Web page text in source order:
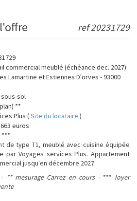
ref 20231729
commercial meublé (échéance dec. 2027)
Lamartine et Estiennes D'orves - 93000
sol
**
Plus (Site du locataire )
euros
***
de type T1, meublé avec cuisine équipée
par Voyages services Plus. Appartement
jusqu'en décembre 2027.
** mesurage Carrez en cours - *** loyer